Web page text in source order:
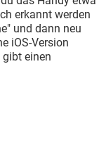
erkannt werden
und dann neu
iOS-Version
einen